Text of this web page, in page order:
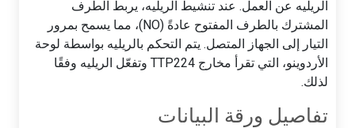
الريليه عن العمل. عند تنشيط الريليه، يربط الطرف
المشترك بالطرف المفتوح عادةً (NO)، مما يسمح بمرور
التيار إلى الجهاز المتصل. يتم التحكم بالريليه بواسطة لوحة
الأردوينو، التي تقرأ مخارج TTP224 وتفعّل الريليه وفقًا
لذلك.
تفاصيل ورقة البيانات